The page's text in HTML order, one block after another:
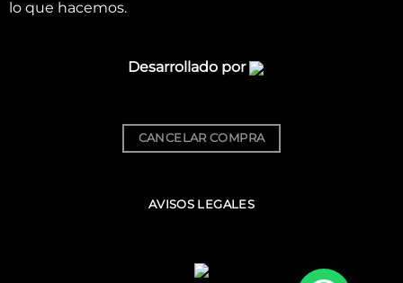
lo que hacemos.
Desarrollado por
CANCELAR COMPRA
AVISOS LEGALES